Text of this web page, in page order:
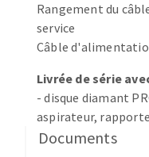
Ponceuses
Tours à métaux
Tables
Fraises scies
Rubans
Fraise HSS
Forets métaux
Rangement du
service
Câble
Livrée de série
- disque diamant
aspirateur,
Documents